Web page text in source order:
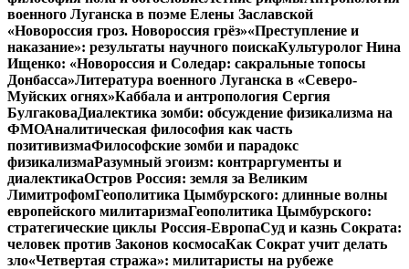
военного Луганска в поэме Елены Заславской
«Новороссия гроз. Новороссия грёз»«Преступление и
наказание»: результаты научного поискаКультуролог Нина
Ищенко: «Новороссия и Соледар: сакральные топосы
Донбасса»Литература военного Луганска в «Северо-
Муйских огнях»Каббала и антропология Сергия
БулгаковаДиалектика зомби: обсуждение физикализма на
ФМОАналитическая философия как часть
позитивизмаФилософские зомби и парадокс
физикализмаРазумный эгоизм: контраргументы и
диалектикаОстров Россия: земля за Великим
ЛимитрофомГеополитика Цымбурского: длинные волны
европейского милитаризмаГеополитика Цымбурского:
стратегические циклы Россия-ЕвропаСуд и казнь Сократа:
человек против Законов космосаКак Сократ учит делать
зло«Четвертая стража»: милитаристы на рубеже